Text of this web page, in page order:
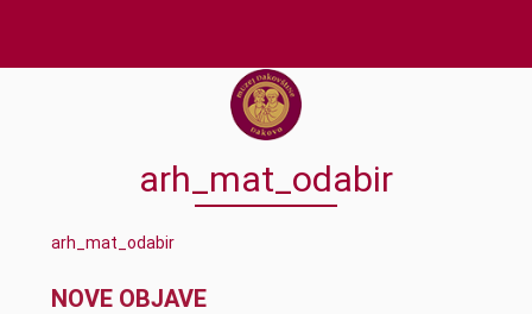
arh_mat_odabir
arh_mat_odabir
NOVE OBJAVE